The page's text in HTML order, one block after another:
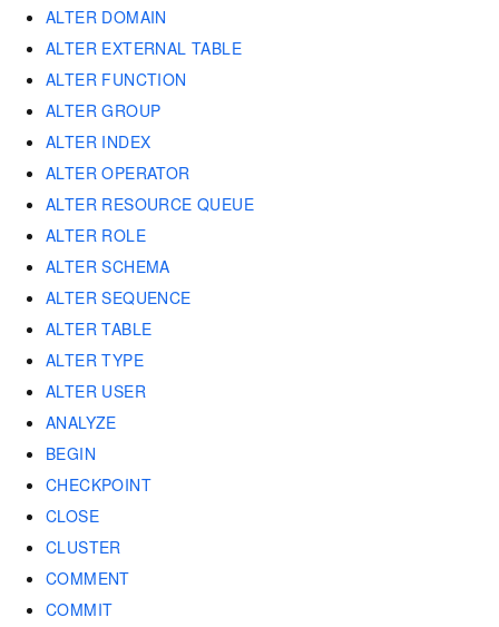
ALTER DOMAIN
ALTER EXTERNAL TABLE
ALTER FUNCTION
ALTER GROUP
ALTER INDEX
ALTER OPERATOR
ALTER RESOURCE QUEUE
ALTER ROLE
ALTER SCHEMA
ALTER SEQUENCE
ALTER TABLE
ALTER TYPE
ALTER USER
ANALYZE
BEGIN
CHECKPOINT
CLOSE
CLUSTER
COMMENT
COMMIT